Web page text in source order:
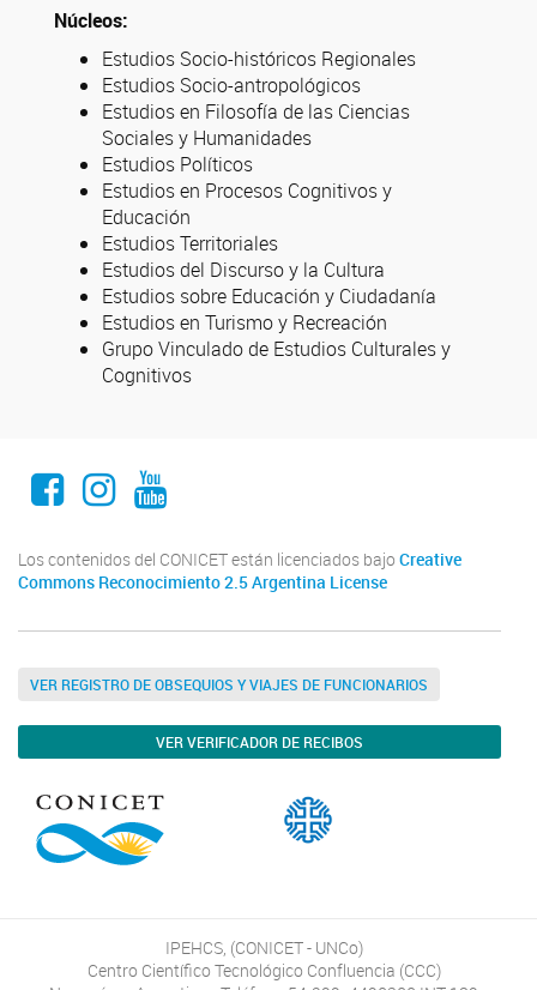
Núcleos:
Estudios Socio-históricos Regionales
Estudios Socio-antropológicos
Estudios en Filosofía de las Ciencias
Sociales y Humanidades
Estudios Políticos
Estudios en Procesos Cognitivos y
Educación
Estudios Territoriales
Estudios del Discurso y la Cultura
Estudios sobre Educación y Ciudadanía
Estudios en Turismo y Recreación
Grupo Vinculado de Estudios Culturales y
Cognitivos
Facebook
Instagram
Youtube
Los contenidos del CONICET están licenciados bajo Creative
Commons Reconocimiento 2.5 Argentina License
VER REGISTRO DE OBSEQUIOS Y VIAJES DE FUNCIONARIOS
VER VERIFICADOR DE RECIBOS
IPEHCS, (CONICET - UNCo)
Centro Científico Tecnológico Confluencia (CCC)